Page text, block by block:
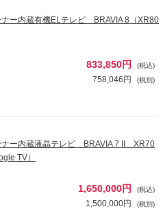
ー内蔵有機ELテレビ BRAVIA 8（XR80
833,850円 (税込)
758,046円 (税別)
ー内蔵液晶テレビ BRAVIA 7 II XR70
TV）
1,650,000円 (税込)
1,500,000円 (税別)